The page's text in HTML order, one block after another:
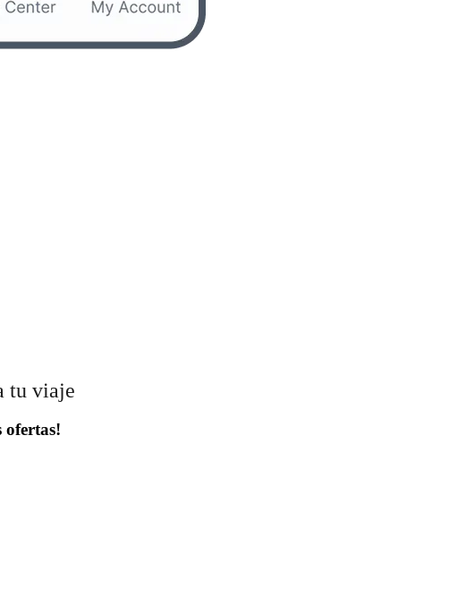
tu viaje
ofertas!